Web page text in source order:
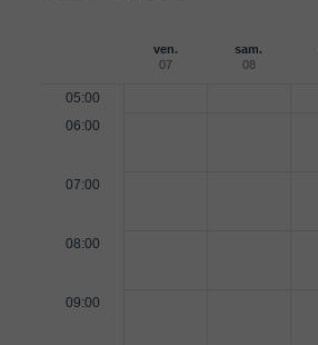
ven.
07
sam.
08
05:00
06:00
07:00
08:00
09:00